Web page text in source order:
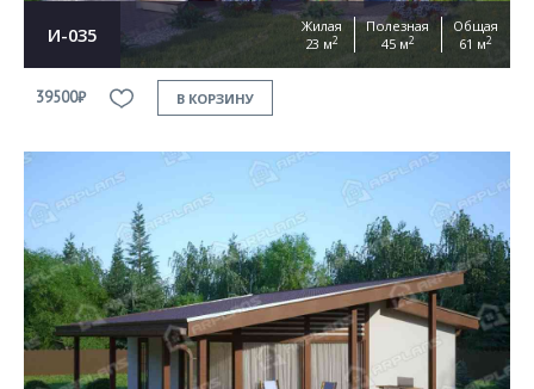
И-035
Жилая
23 м2
Полезная
45 м2
Общая
61 м2
39500₽ В КОРЗИНУ